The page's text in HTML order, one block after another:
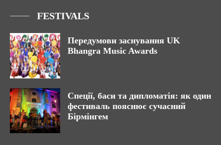
FESTIVALS
Передумови заснування UK
Bhangra Music Awards
Спеції, баси та дипломатія: як один
фестиваль пояснює сучасний
Бірмінгем